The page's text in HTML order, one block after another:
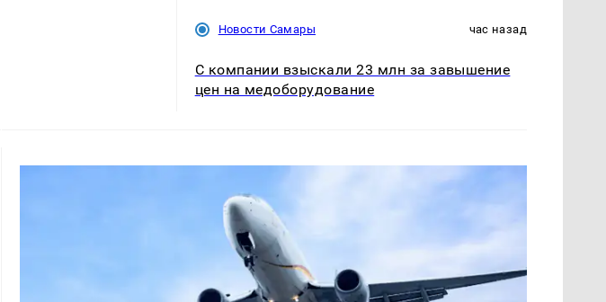
Новости Самары час назад
С компании взыскали 23 млн за завышение
цен на медоборудование